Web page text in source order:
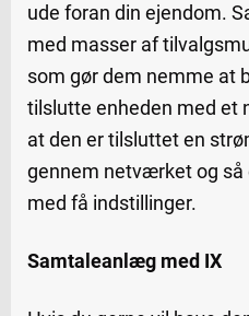
ude foran din ejendom.
med masser af
som gør dem nemme at
tilslutte enheden med et
at den er tilsluttet en
gennem netværket og
med få indstillinger.
Samtaleanlæg med IX